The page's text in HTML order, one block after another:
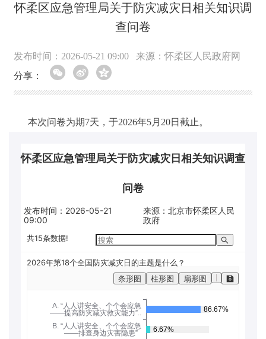
怀柔区应急管理局关于防灾减灾日相关知识调
查问卷
发布时间：2026-05-21 09:00
来源：怀柔区人民政府网
分享：
本次问卷为期7天，于2026年5月20日截止。